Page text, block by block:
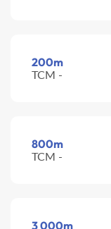
200m
TCM -
800m
TCM -
3 000m